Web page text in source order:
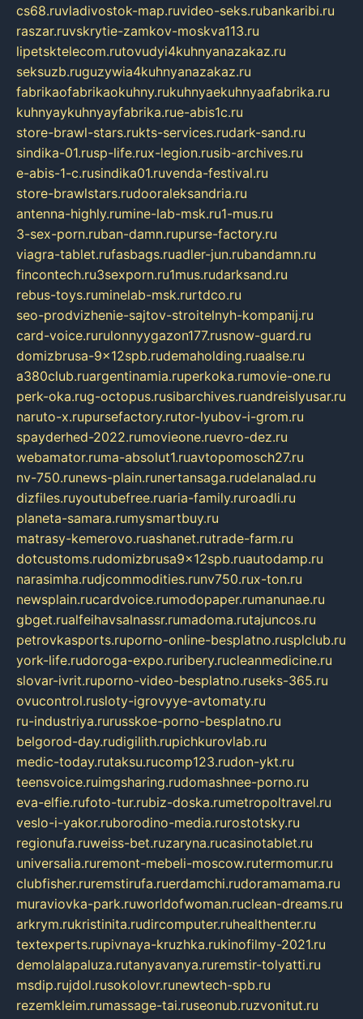
cs68.ruvladivostok-map.ruvideo-seks.rubankaribi.ru
raszar.ruvskrytie-zamkov-moskva113.ru
lipetsktelecom.rutovudyi4kuhnyanazakaz.ru
seksuzb.ruguzywia4kuhnyanazakaz.ru
fabrikaofabrikaokuhny.rukuhnyaekuhnyaafabrika.ru
kuhnyaykuhnyayfabrika.rue-abis1c.ru
store-brawl-stars.rukts-services.rudark-sand.ru
sindika-01.rusp-life.rux-legion.rusib-archives.ru
e-abis-1-c.rusindika01.ruvenda-festival.ru
store-brawlstars.rudooraleksandria.ru
antenna-highly.rumine-lab-msk.ru1-mus.ru
3-sex-porn.ruban-damn.rupurse-factory.ru
viagra-tablet.rufasbags.ruadler-jun.rubandamn.ru
fincontech.ru3sexporn.ru1mus.rudarksand.ru
rebus-toys.ruminelab-msk.rurtdco.ru
seo-prodvizhenie-sajtov-stroitelnyh-kompanij.ru
card-voice.rurulonnyygazon177.rusnow-guard.ru
domizbrusa-9x12spb.rudemaholding.ruaalse.ru
a380club.ruargentinamia.ruperkoka.rumovie-one.ru
perk-oka.rug-octopus.rusibarchives.ruandreislyusar.ru
naruto-x.rupursefactory.rutor-lyubov-i-grom.ru
spayderhed-2022.rumovieone.ruevro-dez.ru
webamator.ruma-absolut1.ruavtopomosch27.ru
nv-750.runews-plain.runertansaga.rudelanalad.ru
dizfiles.ruyoutubefree.ruaria-family.ruroadli.ru
planeta-samara.rumysmartbuy.ru
matrasy-kemerovo.ruashanet.rutrade-farm.ru
dotcustoms.rudomizbrusa9x12spb.ruautodamp.ru
narasimha.rudjcommodities.runv750.rux-ton.ru
newsplain.rucardvoice.rumodopaper.rumanunae.ru
gbget.rualfeihavsalnassr.rumadoma.rutajuncos.ru
petrovkasports.ruporno-online-besplatno.rusplclub.ru
york-life.rudoroga-expo.ruribery.rucleanmedicine.ru
slovar-ivrit.ruporno-video-besplatno.ruseks-365.ru
ovucontrol.rusloty-igrovyye-avtomaty.ru
ru-industriya.rurusskoe-porno-besplatno.ru
belgorod-day.rudigilith.rupichkurovlab.ru
medic-today.rutaksu.rucomp123.rudon-ykt.ru
teensvoice.ruimgsharing.rudomashnee-porno.ru
eva-elfie.rufoto-tur.rubiz-doska.rumetropoltravel.ru
veslo-i-yakor.ruborodino-media.rurostotsky.ru
regionufa.ruweiss-bet.ruzaryna.rucasinotablet.ru
universalia.ruremont-mebeli-moscow.rutermomur.ru
clubfisher.ruremstirufa.ruerdamchi.rudoramamama.ru
muraviovka-park.ruworldofwoman.ruclean-dreams.ru
arkrym.rukristinita.rudircomputer.ruhealthenter.ru
textexperts.rupivnaya-kruzhka.rukinofilmy-2021.ru
demolalapaluza.rutanyavanya.ruremstir-tolyatti.ru
msdip.rujdol.rusokolovr.runewtech-spb.ru
rezemkleim.rumassage-tai.ruseonub.ruzvonitut.ru